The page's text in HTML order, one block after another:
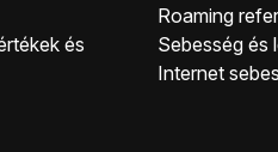
kek és
Roaming
Sebesség és
Internet